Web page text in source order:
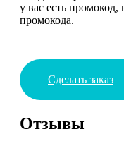
у вас есть промокод,
промокода.
Сделать заказ
Отзывы